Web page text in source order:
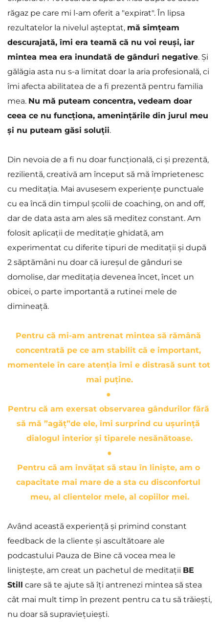
răgaz pe care mi l-am oferit a "expirat". În lipsa
rezultatelor la nivelul așteptat, mă simțeam
descurajată, îmi era teamă că nu voi reuși, iar
mintea mea era inundată de gânduri negative. Și
gălăgia asta nu s-a limitat doar la aria profesională, ci
îmi afecta abilitatea de a fi prezentă pentru familia
mea. Nu mă puteam concentra, vedeam doar
ceea ce nu funcționa, amenințările din jurul meu
și nu puteam găsi soluții.
Din nevoia de a fi nu doar funcțională, ci și prezentă,
rezilientă, creativă am început să mă împrietenesc
cu meditația. Mai avusesem experiențe punctuale
cu ea încă din timpul școlii de coaching, on and off,
dar de data asta am ales să meditez constant. Am
folosit aplicații de meditație ghidată, am
experimentat cu diferite tipuri de meditații și după
2 săptămâni nu doar că iureșul de gânduri se
domolise, dar meditația devenea încet, încet un
obicei, o parte importantă a rutinei mele de
dimineață.
Pentru că mi-am antrenat mintea să rămână
concentrată pe ce am stabilit că e important,
momentele în care atenția îmi e distrasă sunt tot
mai puține.
●
Pentru că am exersat observarea gândurilor fără
să mă ”agăț”de ele, îmi surprind cu ușurință
dialogul interior și tiparele nesănătoase.
●
Pentru că am învățat să stau în liniște, am o
capacitate mai mare de a sta cu disconfortul
meu, al clientelor mele, al copiilor mei.
Având această experiență și primind constant
feedback de la cliente și ascultătoare ale
podcastului Pauza de Bine că vocea mea le
liniștește, am creat un pachetul de meditații BE
Still care să te ajute să îți antrenezi mintea să stea
cât mai mult timp în prezent pentru ca tu să trăiești,
nu doar să supraviețuiești.